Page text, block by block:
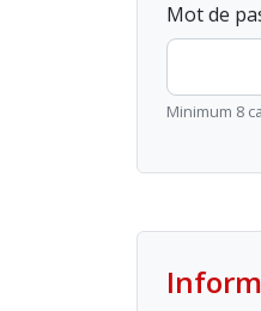
Mot de
Minimum 8